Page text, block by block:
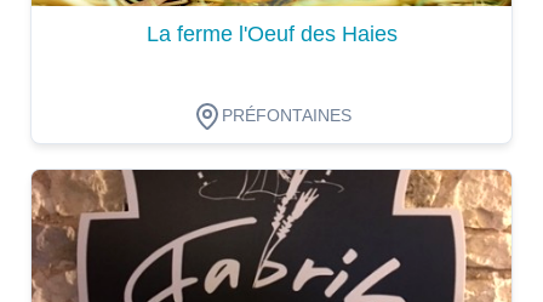
La ferme l'Oeuf des Haies
PRÉFONTAINES
Dégustation